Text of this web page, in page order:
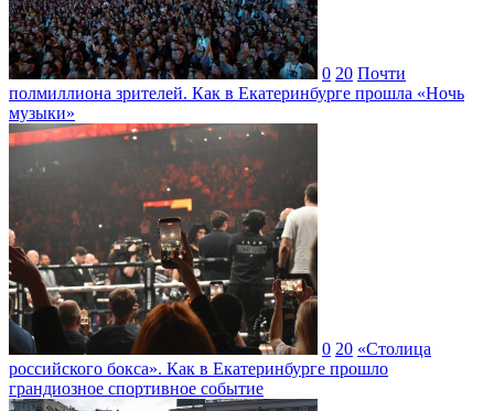
0 20 Почти
полмиллиона зрителей. Как в Екатеринбурге прошла «Ночь
музыки»
0 20 «Столица
российского бокса». Как в Екатеринбурге прошло
грандиозное спортивное событие